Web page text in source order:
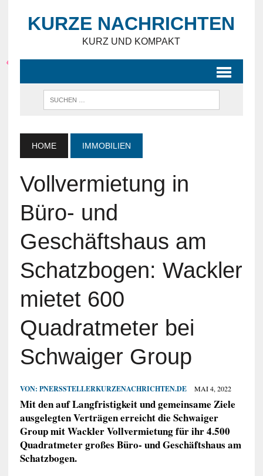
KURZE NACHRICHTEN
KURZ UND KOMPAKT
HOME IMMOBILIEN
Vollvermietung in
Büro- und
Geschäftshaus am
Schatzbogen: Wackler
mietet 600
Quadratmeter bei
Schwaiger Group
VON: PNERSSTELLERKURZENACHRICHTEN.DE MAI 4, 2022
Mit den auf Langfristigkeit und gemeinsame Ziele
ausgelegten Verträgen erreicht die Schwaiger
Group mit Wackler Vollvermietung für ihr 4.500
Quadratmeter großes Büro- und Geschäftshaus am
Schatzbogen.